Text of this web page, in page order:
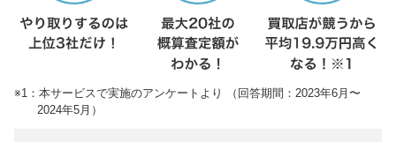
※1：本サービスで実施のアンケートより （回答期間：2023年6月〜
2024年5月）